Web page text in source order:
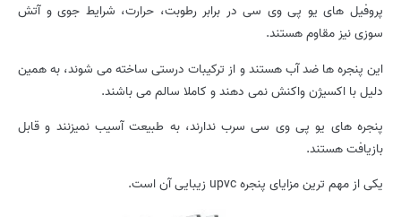
پروفیل های یو پی وی سی در برابر رطوبت، حرارت، شرایط جوی و آتش
سوزی نیز مقاوم هستند.
این پنجره ها ضد آب هستند و از ترکیبات درستی ساخته می شوند، به همین
دلیل با اکسیژن واکنش نمی دهند و کاملا سالم می باشند.
پنجره های یو پی وی سی سرب ندارند، به طبیعت آسیب نمیزنند و قابل
بازیافت هستند.
یکی از مهم ترین مزایای پنجره upvc زیبایی آن است.